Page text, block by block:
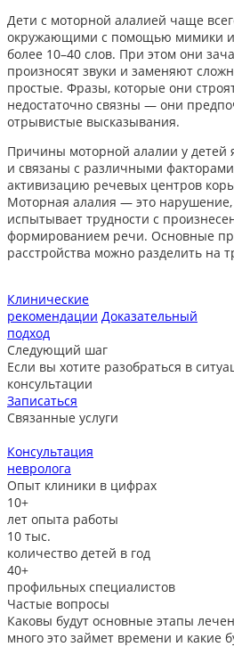
Дети с моторной алалией чаще
окружающими с помощью мимики и
более 10–40 слов. При этом они
произносят звуки и заменяют
простые. Фразы, которые они
недостаточно связны — они
отрывистые высказывания.
Причины моторной алалии у детей
и связаны с различными
активизацию речевых центров
Моторная алалия — это
испытывает трудности с
формированием речи. Основные
расстройства можно разделить на
Клинические
рекомендации Доказательный
подход
Следующий шаг
Если вы хотите разобраться в
консультации
Записаться
Связанные услуги
Консультация
невролога
Опыт клиники в цифрах
10+
лет опыта работы
10 тыс.
количество детей в год
40+
профильных специалистов
Частые вопросы
Каковы будут основные этапы
много это займет времени и какие